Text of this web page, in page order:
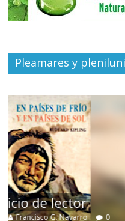
Pleamares y
Un vergel en
nostalgia
12 octubre, 2024